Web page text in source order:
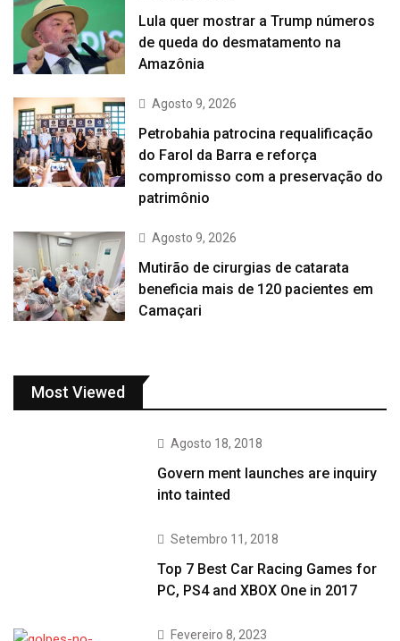
Lula quer mostrar a Trump números
de queda do desmatamento na
Amazônia
Agosto 9, 2026
Petrobahia patrocina requalificação
do Farol da Barra e reforça
compromisso com a preservação do
patrimônio
Agosto 9, 2026
Mutirão de cirurgias de catarata
beneficia mais de 120 pacientes em
Camaçari
Most Viewed
Agosto 18, 2018
Govern ment launches are inquiry
into tainted
Setembro 11, 2018
Top 7 Best Car Racing Games for
PC, PS4 and XBOX One in 2017
Fevereiro 8, 2023